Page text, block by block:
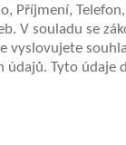
Příjmení,
V souladu se
vyslovujete
údajů. Tyto údaje